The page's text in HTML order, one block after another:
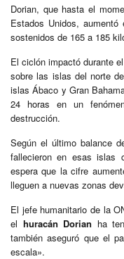
Dorian, que hasta el
Estados Unidos,
sostenidos de 165 a 185
El ciclón impactó durante
sobre las islas del norte
islas Ábaco y Gran
24 horas en un
destrucción.
Según el último balance
fallecieron en esas islas
espera que la cifre
lleguen a nuevas zonas
El jefe humanitario de la
el huracán Dorian ha
también aseguró que el
escala».